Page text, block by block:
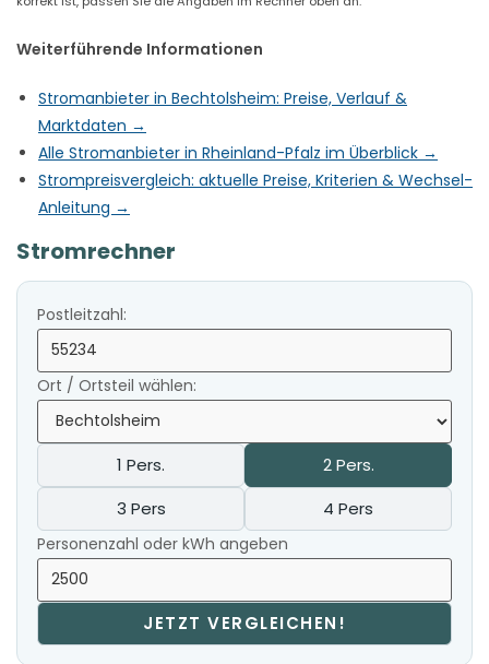
Weiterführende Informationen
Stromanbieter in Bechtolsheim: Preise, Verlauf &
Marktdaten →
Alle Stromanbieter in Rheinland-Pfalz im Überblick →
Strompreisvergleich: aktuelle Preise, Kriterien & Wechsel-
Anleitung →
Stromrechner
Postleitzahl:
Ort / Ortsteil wählen:
1 Pers.
2 Pers.
3 Pers
4 Pers
Personenzahl oder kWh angeben
JETZT VERGLEICHEN!